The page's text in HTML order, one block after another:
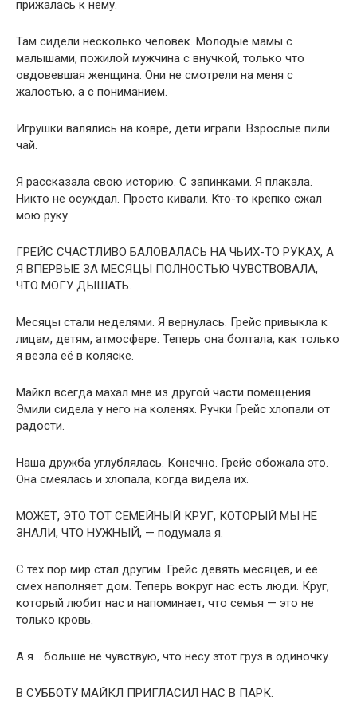
прижалась к нему.
Там сидели несколько человек. Молодые мамы с
малышами, пожилой мужчина с внучкой, только что
овдовевшая женщина. Они не смотрели на меня с
жалостью, а с пониманием.
Игрушки валялись на ковре, дети играли. Взрослые пили
чай.
Я рассказала свою историю. С запинками. Я плакала.
Никто не осуждал. Просто кивали. Кто-то крепко сжал
мою руку.
ГРЕЙС СЧАСТЛИВО БАЛОВАЛАСЬ НА ЧЬИХ-ТО РУКАХ, А
Я ВПЕРВЫЕ ЗА МЕСЯЦЫ ПОЛНОСТЬЮ ЧУВСТВОВАЛА,
ЧТО МОГУ ДЫШАТЬ.
Месяцы стали неделями. Я вернулась. Грейс привыкла к
лицам, детям, атмосфере. Теперь она болтала, как только
я везла её в коляске.
Майкл всегда махал мне из другой части помещения.
Эмили сидела у него на коленях. Ручки Грейс хлопали от
радости.
Наша дружба углублялась. Конечно. Грейс обожала это.
Она смеялась и хлопала, когда видела их.
МОЖЕТ, ЭТО ТОТ СЕМЕЙНЫЙ КРУГ, КОТОРЫЙ МЫ НЕ
ЗНАЛИ, ЧТО НУЖНЫЙ, — подумала я.
С тех пор мир стал другим. Грейс девять месяцев, и её
смех наполняет дом. Теперь вокруг нас есть люди. Круг,
который любит нас и напоминает, что семья — это не
только кровь.
А я… больше не чувствую, что несу этот груз в одиночку.
В СУББОТУ МАЙКЛ ПРИГЛАСИЛ НАС В ПАРК.